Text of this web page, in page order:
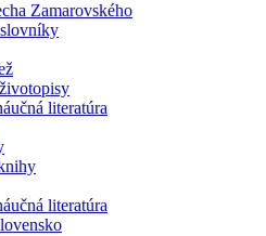
Zamarovského
literatúra
literatúra